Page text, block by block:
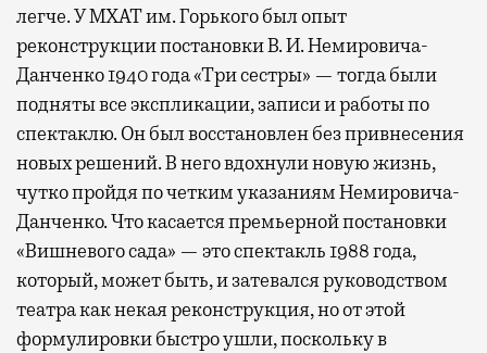
легче. У МХАТ им. Горького был опыт
реконструкции постановки В. И. Немировича-
Данченко 1940 года «Три сестры» — тогда были
подняты все экспликации, записи и работы по
спектаклю. Он был восстановлен без привнесения
новых решений. В него вдохнули новую жизнь,
чутко пройдя по четким указаниям Немировича-
Данченко. Что касается премьерной постановки
«Вишневого сада» — это спектакль 1988 года,
который, может быть, и затевался руководством
театра как некая реконструкция, но от этой
формулировки быстро ушли, поскольку в